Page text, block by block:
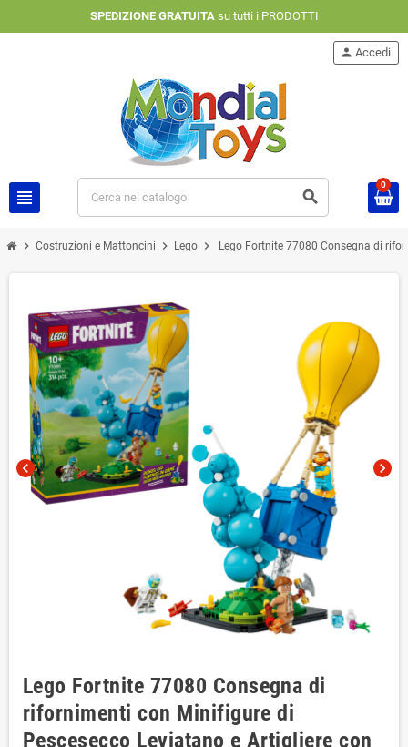
SPEDIZIONE GRATUITAsu tutti i PRODOTTI
view_headline search
person Accedi
0
chevron_right Costruzioni e Mattoncini chevron_right Lego chevron_right Lego Fortnite 77080 Consegna di
chevron_left chevron_right
Lego Fortnite 77080 Consegna di
rifornimenti con Minifigure di
Pescesecco Leviatano e Artigliere con